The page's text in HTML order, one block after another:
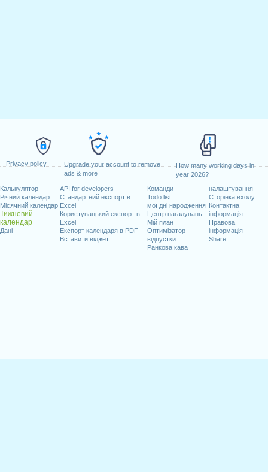
Privacy policy
Upgrade your account to remove
ads & more
How many working days in
year 2026?
Калькулятор
Річний календар
Місячний календар
Тижневий
календар
Дані
API for developers
Стандартний експорт в
Excel
Користувацький експорт в
Excel
Експорт календаря в PDF
Вставити віджет
Команди
Todo list
мої дні народження
Центр нагадувань
Мій план
Оптимізатор
відпустки
Ранкова кава
налаштування
Сторінка входу
Контактна
інформація
Правова
інформація
Share